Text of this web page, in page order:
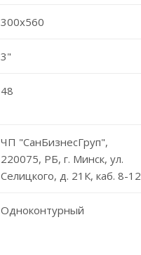
300x560
3"
48
ЧП "СанБизнесГруп",
220075, РБ, г. Минск, ул.
Селицкого, д. 21К, каб. 8-12
Одноконтурный